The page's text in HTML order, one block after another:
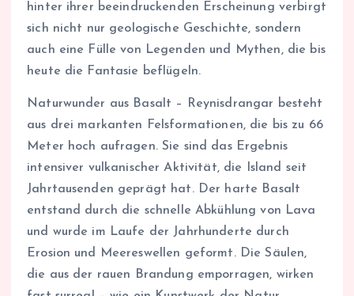
hinter ihrer beeindruckenden Erscheinung verbirgt
sich nicht nur geologische Geschichte, sondern
auch eine Fülle von Legenden und Mythen, die bis
heute die Fantasie beflügeln.
Naturwunder aus Basalt – Reynisdrangar besteht
aus drei markanten Felsformationen, die bis zu 66
Meter hoch aufragen. Sie sind das Ergebnis
intensiver vulkanischer Aktivität, die Island seit
Jahrtausenden geprägt hat. Der harte Basalt
entstand durch die schnelle Abkühlung von Lava
und wurde im Laufe der Jahrhunderte durch
Erosion und Meereswellen geformt. Die Säulen,
die aus der rauen Brandung emporragen, wirken